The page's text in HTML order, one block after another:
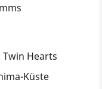
Twin Hearts
Küste